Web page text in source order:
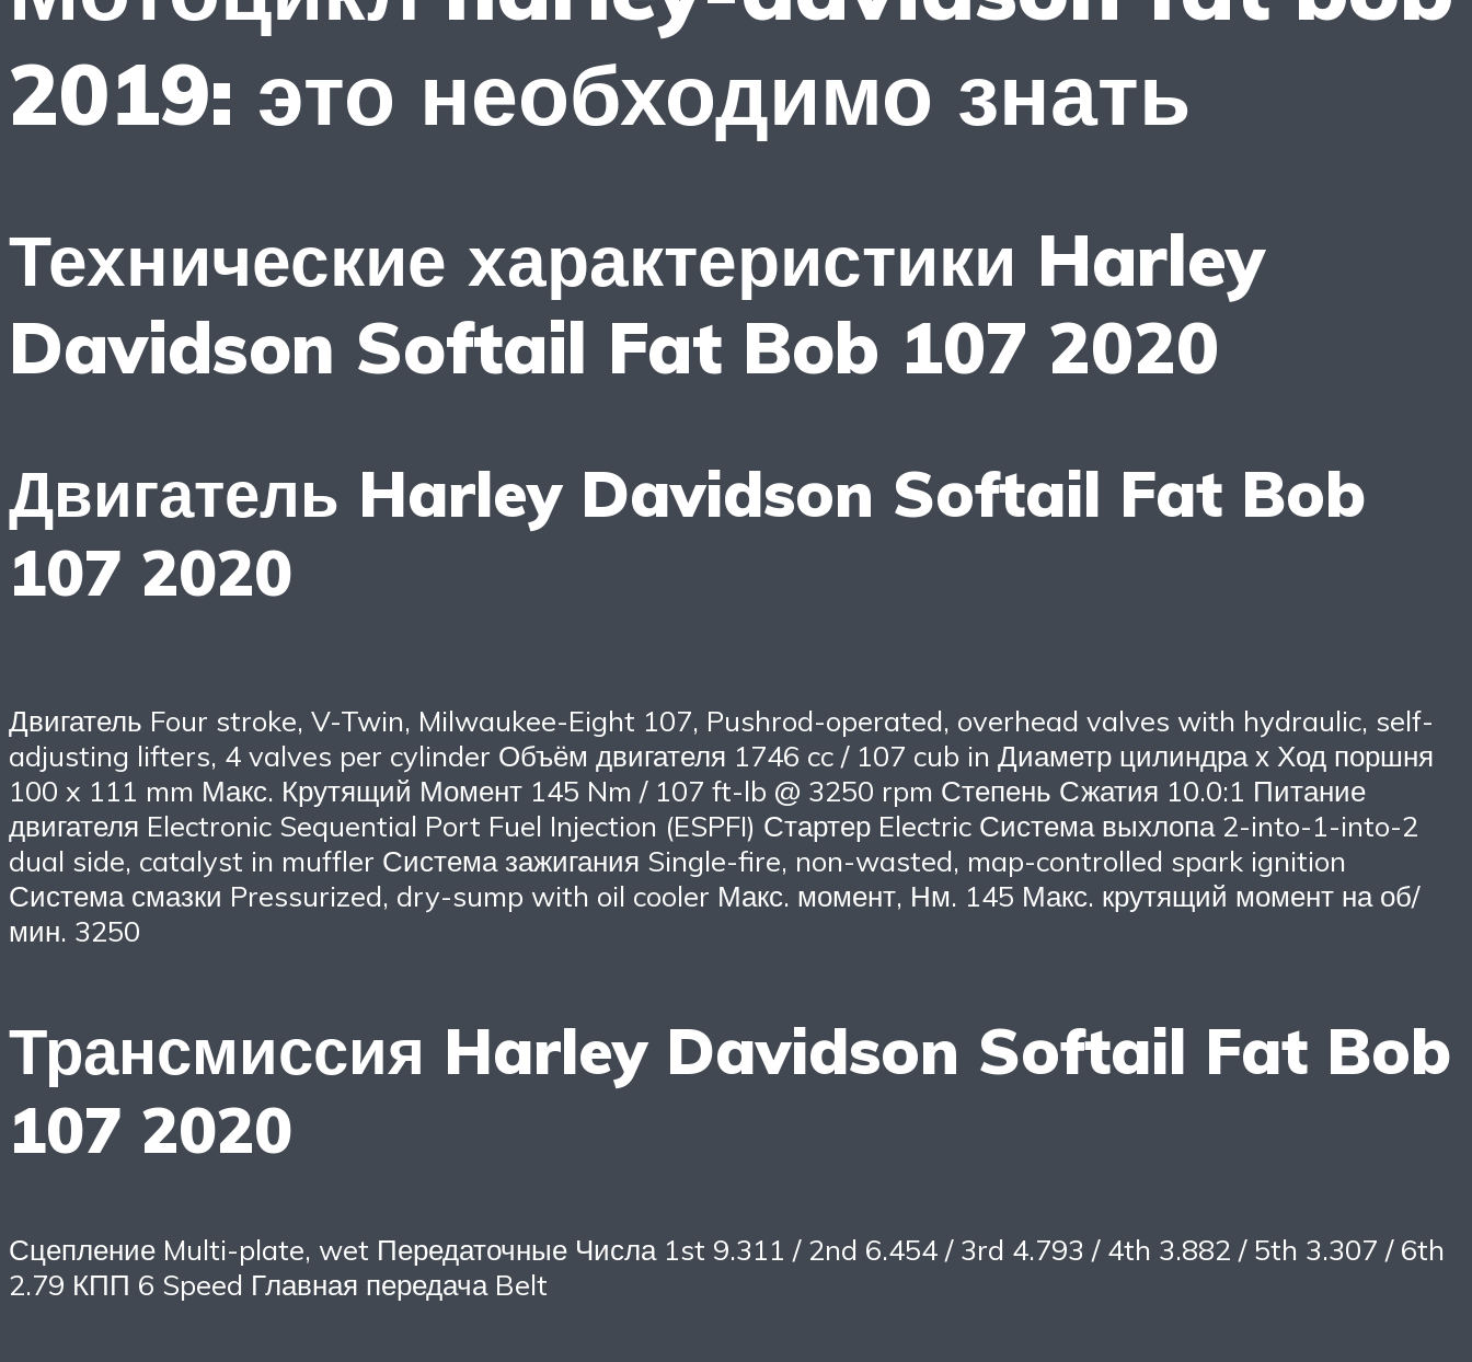
2019: это необходимо знать
Технические характеристики Harley
Davidson Softail Fat Bob 107 2020
Двигатель Harley Davidson Softail Fat Bob
107 2020
Двигатель Four stroke, V-Twin, Milwaukee-Eight 107, Pushrod-operated, overhead valves with hydraulic, self-
adjusting lifters, 4 valves per cylinder Объём двигателя 1746 cc / 107 cub in Диаметр цилиндра х Ход поршня
100 x 111 mm Макс. Крутящий Момент 145 Nm / 107 ft-lb @ 3250 rpm Степень Сжатия 10.0:1 Питание
двигателя Electronic Sequential Port Fuel Injection (ESPFI) Стартер Electric Система выхлопа 2-into-1-into-2
dual side, catalyst in muffler Система зажигания Single-fire, non-wasted, map-controlled spark ignition
Система смазки Pressurized, dry-sump with oil cooler Макс. момент, Нм. 145 Макс. крутящий момент на об/
мин. 3250
Трансмиссия Harley Davidson Softail Fat Bob
107 2020
Сцепление Multi-plate, wet Передаточные Числа 1st 9.311 / 2nd 6.454 / 3rd 4.793 / 4th 3.882 / 5th 3.307 / 6th
2.79 КПП 6 Speed Главная передача Belt